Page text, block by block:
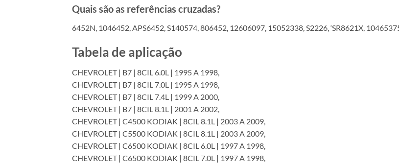
Quais são as referências cruzadas?
6452N, 1046452, APS6452, S140574, 806452, 12606097, 15052338, S2226, ‘SR8621X,
Tabela de aplicação
CHEVROLET | B7 | 8CIL 6.0L | 1995 A 1998,
CHEVROLET | B7 | 8CIL 7.0L | 1995 A 1998,
CHEVROLET | B7 | 8CIL 7.4L | 1999 A 2000,
CHEVROLET | B7 | 8CIL 8.1L | 2001 A 2002,
CHEVROLET | C4500 KODIAK | 8CIL 8.1L | 2003 A 2009,
CHEVROLET | C5500 KODIAK | 8CIL 8.1L | 2003 A 2009,
CHEVROLET | C6500 KODIAK | 8CIL 6.0L | 1997 A 1998,
CHEVROLET | C6500 KODIAK | 8CIL 7.0L | 1997 A 1998,